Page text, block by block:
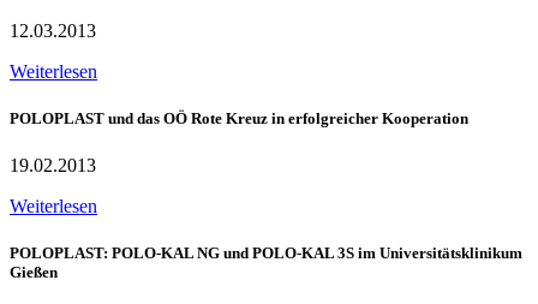
12.03.2013
Weiterlesen
POLOPLAST und das OÖ Rote Kreuz in erfolgreicher Kooperation
19.02.2013
Weiterlesen
POLOPLAST: POLO-KAL NG und POLO-KAL 3S im Universitätsklinikum
Gießen